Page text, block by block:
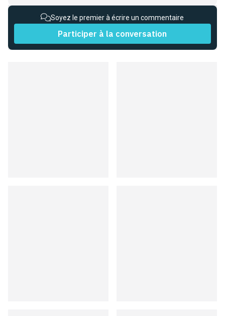
Soyez le premier à écrire un commentaire
Participer à la conversation